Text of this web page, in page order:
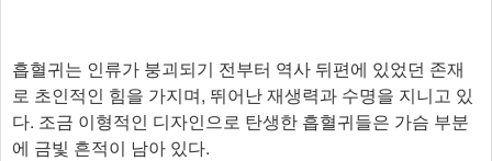
흡혈귀는 인류가 붕괴되기 전부터 역사 뒤편에 있었던 존재
로 초인적인 힘을 가지며, 뛰어난 재생력과 수명을 지니고 있
다. 조금 이형적인 디자인으로 탄생한 흡혈귀들은 가슴 부분
에 금빛 흔적이 남아 있다.